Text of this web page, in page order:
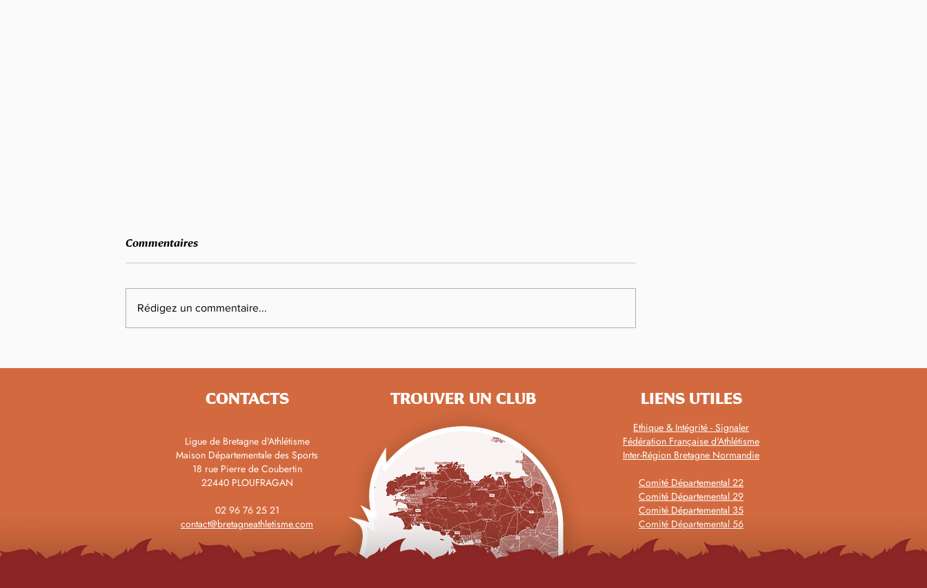
d'Épreuves Combinées : Maël
Master : 14 bretons médaillés
Bretagne sous la chaleur avec
Commentaires
Rédigez un commentaire...
CONTACTS LIENS UTILES
Ethique & Intégrité - Signaler
Fédération Française d'Athlétisme
Inter-Région Bretagne Normandie
Comité Départemental 22
Comité Départemental 29
Comité Départemental 35
Comité Départemental 56
Ligue de Bretagne d'Athlétisme
Maison Départementale des Sports
18 rue Pierre de Coubertin
22440 PLOUFRAGAN
02 96 76 25 21
contact@bretagneathletisme.com
TROUVER UN CLUB